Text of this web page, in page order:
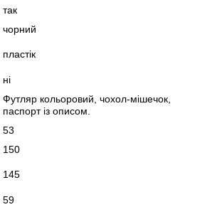
так
чорний
пластік
ні
Футляр кольоровий, чохол-мішечок,
паспорт із описом.
53
150
145
59